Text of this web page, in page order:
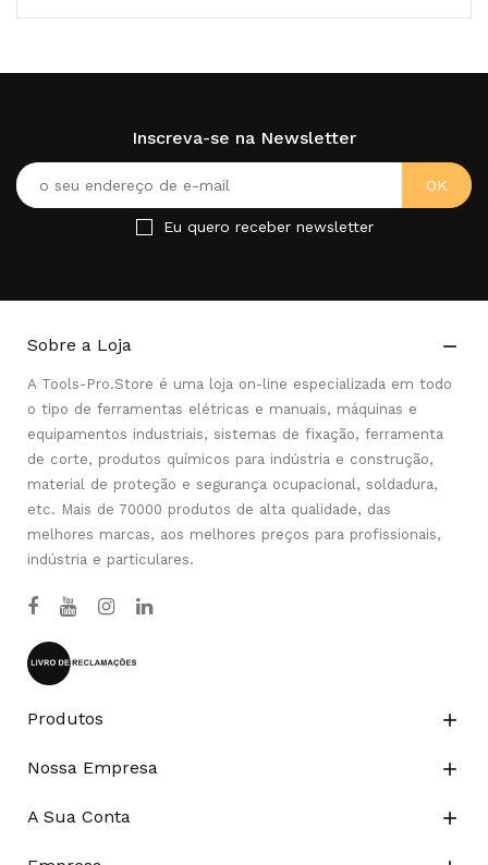
Inscreva-se na Newsletter
Eu quero receber newsletter
Sobre a Loja 
A Tools-Pro.Store é uma loja on-line especializada em todo
o tipo de ferramentas elétricas e manuais, máquinas e
equipamentos industriais, sistemas de fixação, ferramenta
de corte, produtos químicos para indústria e construção,
material de proteção e segurança ocupacional, soldadura,
etc. Mais de 70000 produtos de alta qualidade, das
melhores marcas, aos melhores preços para profissionais,
indústria e particulares.
Produtos 
Nossa Empresa 
A Sua Conta 